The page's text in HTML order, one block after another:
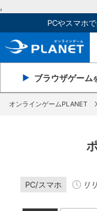
,
PCやスマホ
ブラウザゲーム
オンラインゲームPLANET
PC/スマホ リ